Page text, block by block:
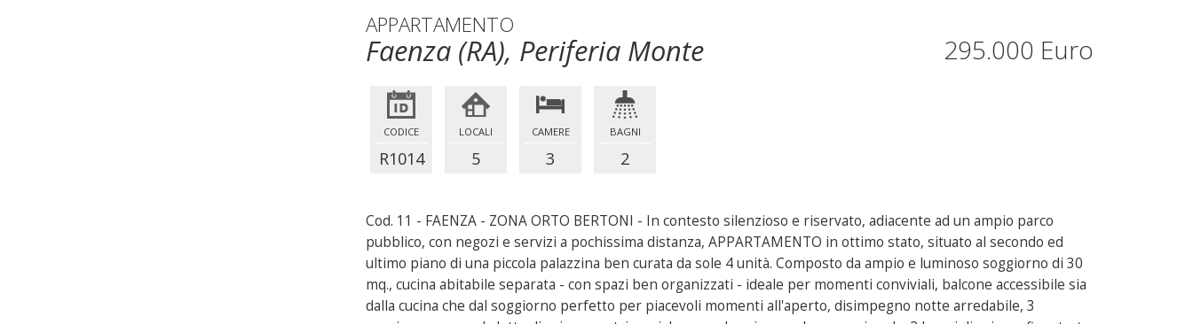
APPARTAMENTO
Faenza (RA), Periferia Monte 295.000 Euro
CODICE
R1014
LOCALI
5
CAMERE
3
BAGNI
2
Cod. 11 - FAENZA - ZONA ORTO BERTONI - In contesto silenzioso e riservato, adiacente ad un ampio parco
pubblico, con negozi e servizi a pochissima distanza, APPARTAMENTO in ottimo stato, situato al secondo ed
ultimo piano di una piccola palazzina ben curata da sole 4 unità. Composto da ampio e luminoso soggiorno di 30
mq., cucina abitabile separata - con spazi ben organizzati - ideale per momenti conviviali, balcone accessibile sia
dalla cucina che dal soggiorno perfetto per piacevoli momenti all'aperto, disimpegno notte arredabile, 3